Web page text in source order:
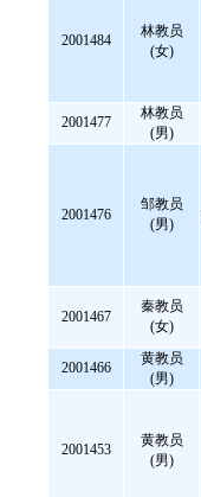
2001484
林教员
(女)
2001477
林教员
(男)
2001476
邹教员
(男)
2001467
秦教员
(女)
2001466
黄教员
(男)
2001453
黄教员
(男)